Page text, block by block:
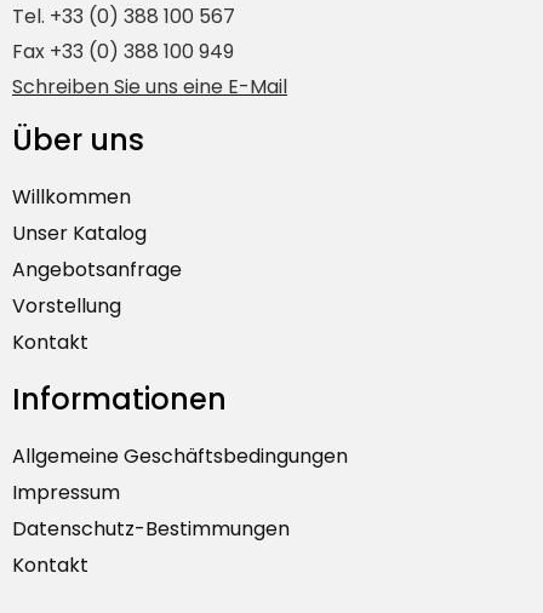
Tel. +33 (0) 388 100 567
Fax +33 (0) 388 100 949
Schreiben Sie uns eine E-Mail
Über uns
Willkommen
Unser Katalog
Angebotsanfrage
Vorstellung
Kontakt
Informationen
Allgemeine Geschäftsbedingungen
Impressum
Datenschutz-Bestimmungen
Kontakt